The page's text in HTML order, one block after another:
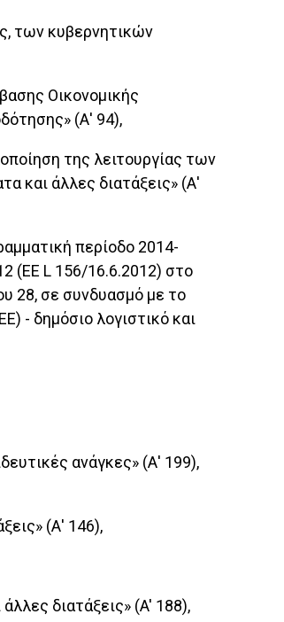
των κυβερνητικών
Οικονομικής
(Α' 94),
της λειτουργίας των
και άλλες διατάξεις» (Α'
περίοδο 2014-
(ΕΕ L 156/16.6.2012) στο
28, σε συνδυασμό με το
- δημόσιο λογιστικό και
ανάγκες» (Α' 199),
(Α' 146),
διατάξεις» (A' 188),